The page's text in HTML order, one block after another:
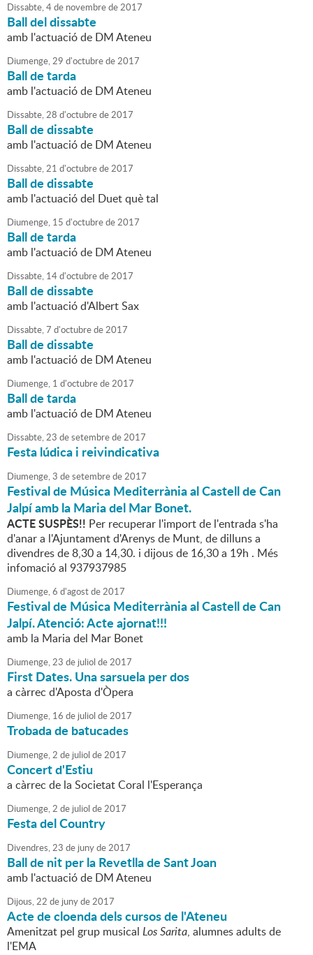
Dissabte,4de novembrede2017
Ball del dissabte
amb l'actuació de DM Ateneu
Diumenge,29 d'octubrede2017
Ball de tarda
amb l'actuació de DM Ateneu
Dissabte,28 d'octubrede2017
Ball de dissabte
amb l'actuació de DM Ateneu
Dissabte,21 d'octubrede2017
Ball de dissabte
amb l'actuació del Duet què tal
Diumenge, 15 d'octubrede2017
Ball de tarda
amb l'actuació de DM Ateneu
Dissabte, 14d'octubrede2017
Ball de dissabte
amb l'actuació d'Albert Sax
Dissabte,7 d'octubrede2017
Ball de dissabte
amb l'actuació de DM Ateneu
Diumenge, 1 d'octubrede2017
Ball de tarda
amb l'actuació de DM Ateneu
Dissabte,23 desetembrede2017
Festa lúdica i reivindicativa
Diumenge,3 desetembrede2017
Festival de Música Mediterrània al Castell de Can
Jalpí amb la Maria del Mar Bonet.
ACTE SUSPÈS!! Per recuperar l'import de l'entrada s'ha
d'anar a l'Ajuntament d'Arenys de Munt, de dilluns a
divendres de 8,30 a 14,30. i dijous de 16,30 a 19h . Més
infomació al 937937985
Diumenge,6 d'agostde2017
Festival de Música Mediterrània al Castell de Can
Jalpí. Atenció: Acte ajornat!!!
amb la Maria del Mar Bonet
Diumenge,23 de juliol de2017
First Dates. Una sarsuela per dos
a càrrec d'Aposta d'Òpera
Diumenge, 16 de juliol de2017
Trobada de batucades
Diumenge,2 de juliol de2017
Concert d'Estiu
a càrrec de la Societat Coral l'Esperança
Diumenge,2 de juliol de2017
Festa del Country
Divendres,23 de junyde2017
Ball de nit per la Revetlla de Sant Joan
amb l'actuació de DM Ateneu
Dijous,22 de junyde2017
Acte de cloenda dels cursos de l'Ateneu
Amenitzat pel grup musical Los Sarita, alumnes adults de
l'EMA